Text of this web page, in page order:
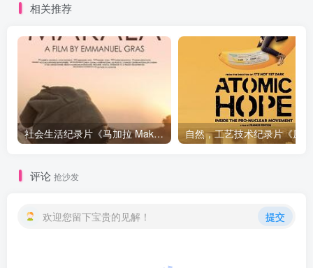
相关推荐
社会生活纪录片《马加拉 Makala》下载
评论 抢沙发
欢迎您留下宝贵的见解！ 提交